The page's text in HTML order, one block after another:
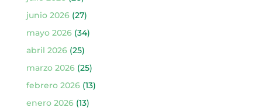
junio 2026(27)
mayo 2026(34)
abril 2026(25)
marzo 2026(25)
febrero 2026(13)
enero 2026(13)